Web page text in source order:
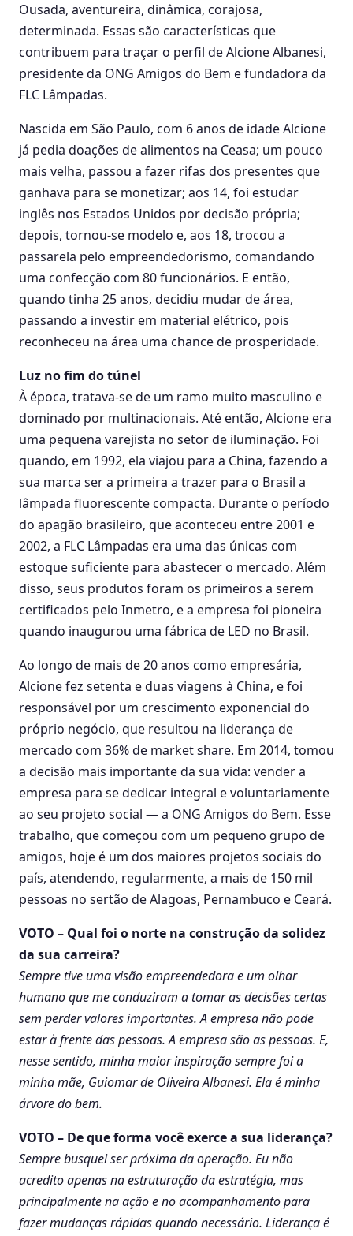
Ousada, aventureira, dinâmica, corajosa,
determinada. Essas são características que
contribuem para traçar o perfil de Alcione Albanesi,
presidente da ONG Amigos do Bem e fundadora da
FLC Lâmpadas.
Nascida em São Paulo, com 6 anos de idade Alcione
já pedia doações de alimentos na Ceasa; um pouco
mais velha, passou a fazer rifas dos presentes que
ganhava para se monetizar; aos 14, foi estudar
inglês nos Estados Unidos por decisão própria;
depois, tornou-se modelo e, aos 18, trocou a
passarela pelo empreendedorismo, comandando
uma confecção com 80 funcionários. E então,
quando tinha 25 anos, decidiu mudar de área,
passando a investir em material elétrico, pois
reconheceu na área uma chance de prosperidade.
Luz no fim do túnel
À época, tratava-se de um ramo muito masculino e
dominado por multinacionais. Até então, Alcione era
uma pequena varejista no setor de iluminação. Foi
quando, em 1992, ela viajou para a China, fazendo a
sua marca ser a primeira a trazer para o Brasil a
lâmpada fluorescente compacta. Durante o período
do apagão brasileiro, que aconteceu entre 2001 e
2002, a FLC Lâmpadas era uma das únicas com
estoque suficiente para abastecer o mercado. Além
disso, seus produtos foram os primeiros a serem
certificados pelo Inmetro, e a empresa foi pioneira
quando inaugurou uma fábrica de LED no Brasil.
Ao longo de mais de 20 anos como empresária,
Alcione fez setenta e duas viagens à China, e foi
responsável por um crescimento exponencial do
próprio negócio, que resultou na liderança de
mercado com 36% de market share. Em 2014, tomou
a decisão mais importante da sua vida: vender a
empresa para se dedicar integral e voluntariamente
ao seu projeto social — a ONG Amigos do Bem. Esse
trabalho, que começou com um pequeno grupo de
amigos, hoje é um dos maiores projetos sociais do
país, atendendo, regularmente, a mais de 150 mil
pessoas no sertão de Alagoas, Pernambuco e Ceará.
VOTO – Qual foi o norte na construção da solidez
da sua carreira?
Sempre tive uma visão empreendedora e um olhar
humano que me conduziram a tomar as decisões certas
sem perder valores importantes. A empresa não pode
estar à frente das pessoas. A empresa são as pessoas. E,
nesse sentido, minha maior inspiração sempre foi a
minha mãe, Guiomar de Oliveira Albanesi. Ela é minha
árvore do bem.
VOTO – De que forma você exerce a sua liderança?
Sempre busquei ser próxima da operação. Eu não
acredito apenas na estruturação da estratégia, mas
principalmente na ação e no acompanhamento para
fazer mudanças rápidas quando necessário. Liderança é